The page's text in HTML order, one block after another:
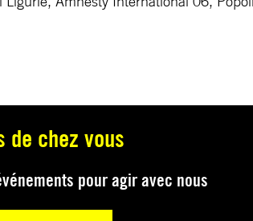
de chez vous
pour agir avec nous